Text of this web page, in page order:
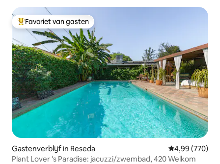
Topfavoriet van gasten
Favoriet van gasten
Gastenverblijf in Reseda Gemiddelde
4,99 (770)
Plant Lover 's Paradise: jacuzzi/zwembad, 420 Welkom